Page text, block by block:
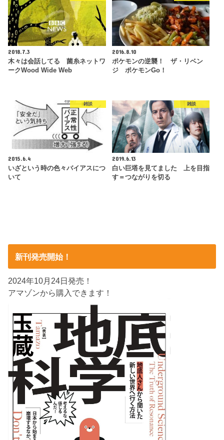
2018.7.3
木々は会話してる 菌糸ネットワ
ークWood Wide Web
2016.8.10
ポケモンの逆襲！ ザ・リベン
ジ ポケモンGo！
雑談
2015.6.4
いざという時の色々バイアスにつ
いて
雑談
2019.6.13
白い巨塔を見てました 上を目指
す＝つながりを切る
新刊発売開始！
2024年10月24日発売！
アマゾンから購入できます！